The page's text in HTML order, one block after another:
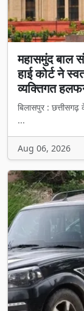
महासमुंद बाल
हाई कोर्ट ने
व्यक्तिगत
बिलासपुर :
...
Aug 06, 2026